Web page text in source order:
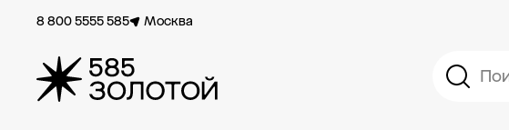
8 800 5555 585 Москва